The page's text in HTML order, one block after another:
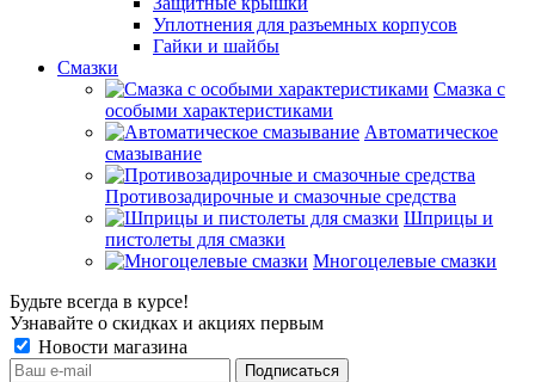
Уплотнения для разъемных корпусов
Гайки и шайбы
Смазки
Смазка с
особыми характеристиками
Автоматическое
смазывание
Противозадирочные и смазочные средства
Шприцы и
пистолеты для смазки
Многоцелевые смазки
Будьте всегда в курсе!
Узнавайте о скидках и акциях первым
Новости магазина